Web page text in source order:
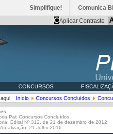
Simplifique! Comunica
CAplicar Contraste
CONCURSOS
Início Concursos Concluídos
Pai:Concursos Concluídos
Edital Nº 312, de 21 de dezembro de 2012
Atualização: 21 Julho 2016